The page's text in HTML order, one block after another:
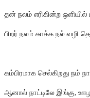
தன் நலம் எரிகின்ற ஒளியில்
பிறர் நலம் காக்க நல் வழி
கம்பிரமாக செல்கிறது நம்
ஆனால் நாட்டிலே இங்கு,